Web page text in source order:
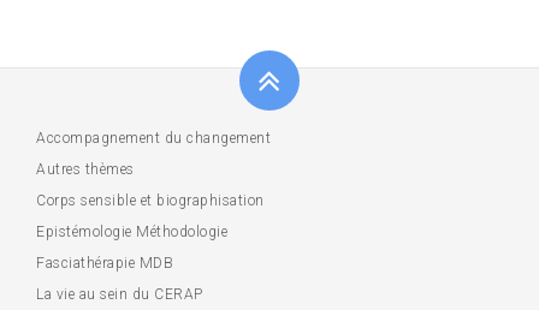
Accompagnement du changement
Autres thèmes
Corps sensible et biographisation
Epistémologie Méthodologie
Fasciathérapie MDB
La vie au sein du CERAP